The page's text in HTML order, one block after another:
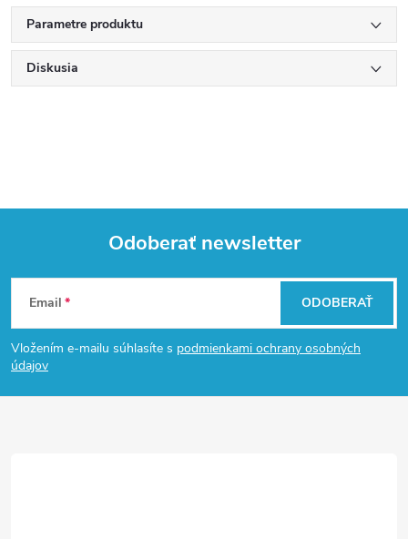
Parametre produktu
Diskusia
Z
á
p
Odoberať newsletter
Email
Vložením e-mailu súhlasíte s podmienkami ochrany osobných
údajov
ODOBERAŤ